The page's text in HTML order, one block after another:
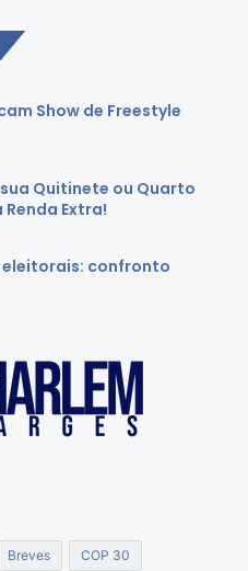
Show de Freestyle
Quitinete ou Quarto
Extra!
eleitorais: confronto
Breves COP 30